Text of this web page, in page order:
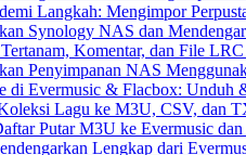
Langkah: Mengimpor
Synology NAS dan
Komentar, dan File
Penyimpanan NAS
di Evermusic & Flacbox: Unduh
Lagu ke M3U, CSV, dan
Putar M3U ke Evermusic
Lengkap dari